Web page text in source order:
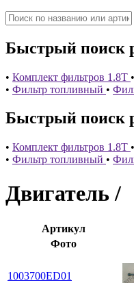
Быстрый поиск
• Комплект фильтров 1.8T •
• Фильтр топливный •
Быстрый поиск
• Комплект фильтров 1.8T •
• Фильтр топливный •
Двигатель /
Артикул
Фото
1003700ED01